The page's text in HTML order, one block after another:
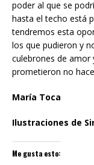
poder al que se
hasta el techo está
tendremos esta
los que pudieron y
culebrones de amor
prometieron no
María Toca
Ilustraciones de
Me gusta esto: